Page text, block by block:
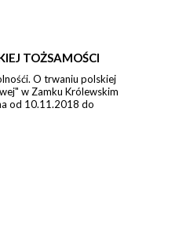
TOŻSAMOŚCI
O trwaniu polskiej
w Zamku Królewskim
od 10.11.2018 do